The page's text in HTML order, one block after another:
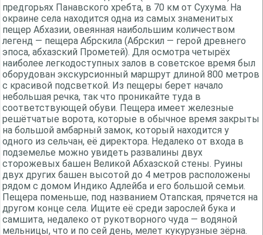
предгорьях Панавского хребта, в 70 км от Сухума. На
окраине села находится одна из самых знаменитых
пещер Абхазии, овеянная наибольшим количеством
легенд — пещера Абрскила (Абрскил — герой древнего
эпоса, абхазский Прометей). Для осмотра четырёх
наиболее легкодоступных залов в советское время был
оборудован экскурсионный маршрут длиной 800 метров
с красивой подсветкой. Из пещеры берет начало
небольшая речка, так что проникайте туда в
соответствующей обуви. Пещера имеет железные
решётчатые ворота, которые в обычное время закрыты
на большой амбарный замок, который находится у
одного из сельчан, её директора. Недалеко от входа в
подземелье можно увидеть развалины двух
сторожевых башен Великой Абхазской стены. Руины
двух других башен высотой до 4 метров расположены
рядом с домом Индико Адлейба и его большой семьи.
Пещера поменьше, под названием Отапская, прячется на
другом конце села. Ищите её среди зарослей бука и
самшита, недалеко от рукотворного чуда — водяной
мельницы, что и по сей день, мелет кукурузные зёрна.